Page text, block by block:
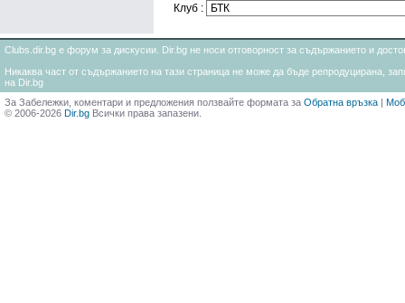
Клуб :
Clubs.dir.bg е форум за дискусии. Dir.bg не носи отговорност за съдържанието и
Никаква част от съдържанието на тази страница не може да бъде репродуцирана,
на Dir.bg
За Забележки, коментари и предложения ползвайте формата за Обратна връзка |
© 2006-2026 Dir.bg Всички права запазени.